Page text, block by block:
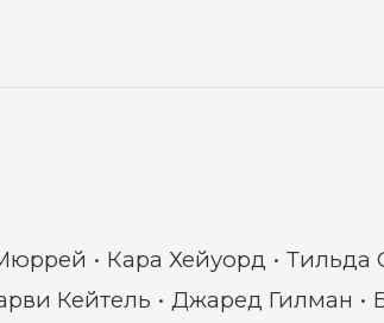
Кара Хейуорд Тильда
Кейтель Джаред Гилман